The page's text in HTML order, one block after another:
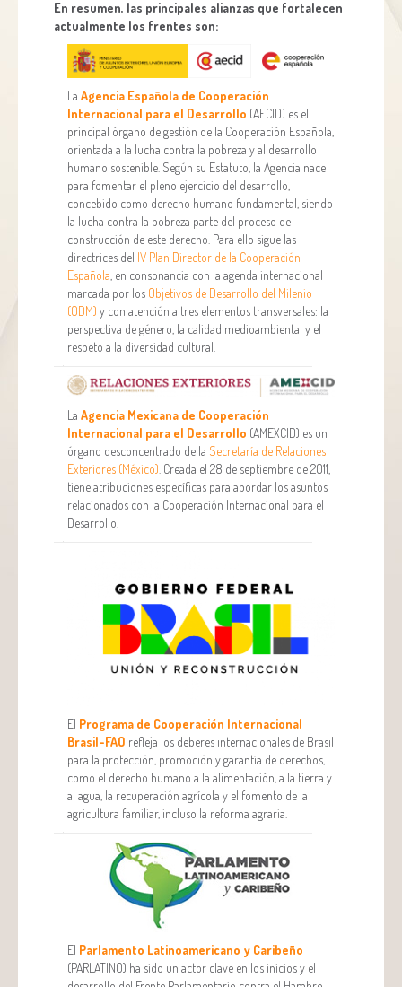
En resumen, las principales alianzas que fortalecen
actualmente los frentes son:
La Agencia Española de Cooperación
Internacional para el Desarrollo (AECID) es el
principal órgano de gestión de la Cooperación Española,
orientada a la lucha contra la pobreza y al desarrollo
humano sostenible. Según su Estatuto, la Agencia nace
para fomentar el pleno ejercicio del desarrollo,
concebido como derecho humano fundamental, siendo
la lucha contra la pobreza parte del proceso de
construcción de este derecho. Para ello sigue las
directrices del IV Plan Director de la Cooperación
Española , en consonancia con la agenda internacional
marcada por los Objetivos de Desarrollo del Milenio
(ODM) y con atención a tres elementos transversales: la
perspectiva de género, la calidad medioambiental y el
respeto a la diversidad cultural.
La Agencia Mexicana de Cooperación
Internacional para el Desarrollo (AMEXCID) es un
órgano desconcentrado de la Secretaría de Relaciones
Exteriores (México) . Creada el 28 de septiembre de 2011,
tiene atribuciones específicas para abordar los asuntos
relacionados con la Cooperación Internacional para el
Desarrollo.
El Programa de Cooperación Internacional
Brasil-FAO refleja los deberes internacionales de Brasil
para la protección, promoción y garantía de derechos,
como el derecho humano a la alimentación, a la tierra y
al agua, la recuperación agrícola y el fomento de la
agricultura familiar, incluso la reforma agraria.
El Parlamento Latinoamericano y Caribeño
(PARLATINO) ha sido un actor clave en los inicios y el